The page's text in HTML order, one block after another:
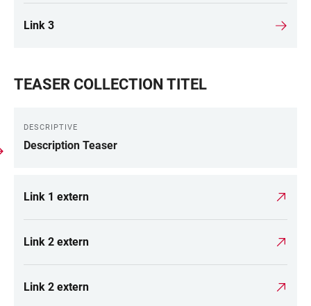
Link 3
TEASER COLLECTION TITEL
DESCRIPTIVE
Description Teaser
Link 1 extern
Link 2 extern
Link 2 extern